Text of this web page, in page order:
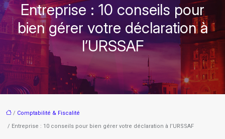
Entreprise : 10 conseils pour
bien gérer votre déclaration à
l’URSSAF
/ Comptabilité & Fiscalité
/ Entreprise : 10 conseils pour bien gérer votre déclaration à l’URSSAF